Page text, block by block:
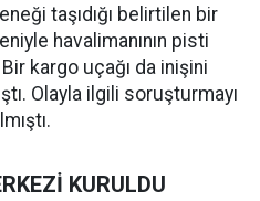
taşıdığı belirtilen bir
havalimanının pisti
kargo uçağı da inişini
Olayla ilgili soruşturmayı
KURULDU